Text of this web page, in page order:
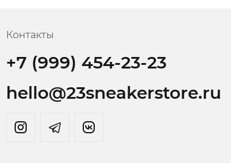
Контакты
+7 (999) 454-23-23
hello@23sneakerstore.ru